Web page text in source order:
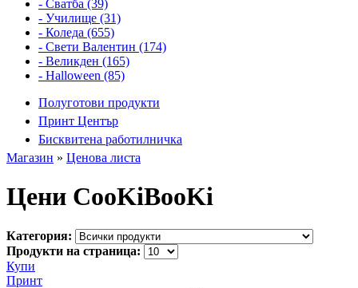
- Сватба (39)
- Училище (31)
- Коледа (655)
- Свети Валентин (174)
- Великден (165)
- Halloween (85)
Полуготови продукти
Принт Център
Бисквитена работилничка
Магазин » Ценова листа
Цени CooKiBooKi
Категория:
Продукти на страница:
Купи
Принт